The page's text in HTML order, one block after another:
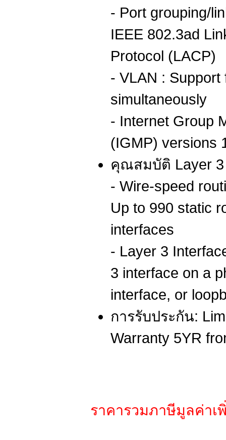
- Port grouping/
IEEE 802.3ad
Protocol (LACP)
- VLAN :
simultaneously
- Internet Group
(IGMP) versions
คุณสมบัติ Layer
- Wire-speed
Up to 990 static
interfaces
- Layer 3
3 interface on a
interface, or
การรับประกัน:
Warranty 5YR
ราคารวมภาษีมูลค่าเ